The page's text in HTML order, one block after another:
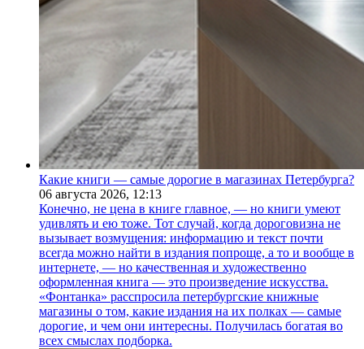
Какие книги — самые дорогие в магазинах Петербурга?
06 августа 2026, 12:13
Конечно, не цена в книге главное, — но книги умеют
удивлять и ею тоже. Тот случай, когда дороговизна не
вызывает возмущения: информацию и текст почти
всегда можно найти в издания попроще, а то и вообще в
интернете, — но качественная и художественно
оформленная книга — это произведение искусства.
«Фонтанка» расспросила петербургские книжные
магазины о том, какие издания на их полках — самые
дорогие, и чем они интересны. Получилась богатая во
всех смыслах подборка.